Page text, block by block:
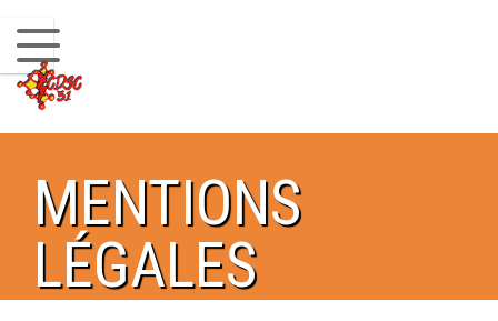
Topoguide
Équipements en fixe sur la Haute-Garonne
Livre Vert
Livre Blanc
Livre rouge
Les Commandos de la Nuit
MENTIONS
LÉGALES